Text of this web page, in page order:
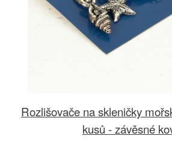
Rozlišovače na skleničky
kusů - závěsné